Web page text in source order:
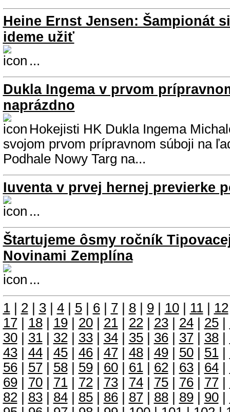
Heine Ernst Jensen: Šampionát
ideme užiť
...
Dukla Ingema v prvom
naprázdno
Hokejisti HK Dukla Ingema
svojom prvom prípravnom súboji na
Podhale Nowy Targ na...
Iuventa v prvej hernej previerke
...
Štartujeme ôsmy ročník
Novinami Zemplína
...
1| 2| 3| 4| 5| 6| 7| 8| 9| 10| 11| 12
17| 18| 19| 20| 21| 22| 23| 24| 25|
30| 31| 32| 33| 34| 35| 36| 37| 38|
43| 44| 45| 46| 47| 48| 49| 50| 51|
56| 57| 58| 59| 60| 61| 62| 63| 64|
69| 70| 71| 72| 73| 74| 75| 76| 77|
82| 83| 84| 85| 86| 87| 88| 89| 90|